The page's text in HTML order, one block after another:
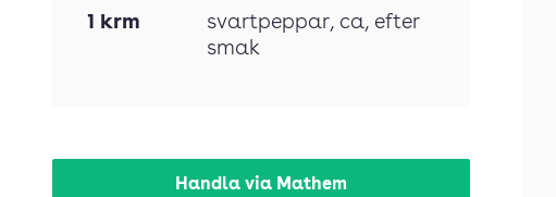
1 krm svartpeppar, ca, efter
smak
Handla via Mathem